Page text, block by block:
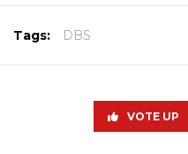
Tags: DBS
VOTE UP